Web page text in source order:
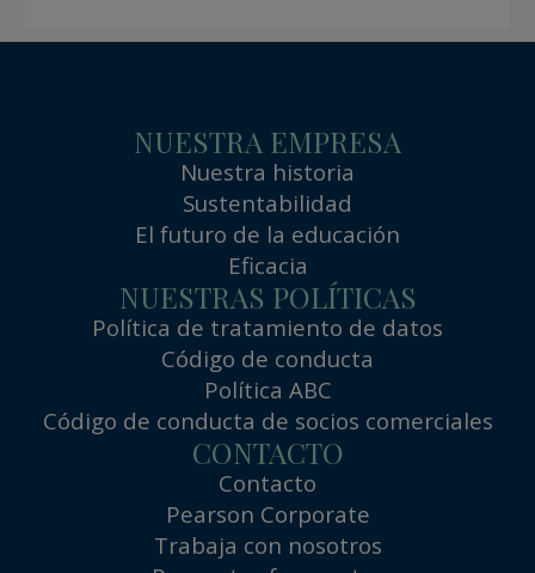
NUESTRA EMPRESA
Nuestra historia
Sustentabilidad
El futuro de la educación
Eficacia
NUESTRAS POLÍTICAS
Política de tratamiento de datos
Código de conducta
Política ABC
Código de conducta de socios comerciales
CONTACTO
Contacto
Pearson Corporate
Trabaja con nosotros